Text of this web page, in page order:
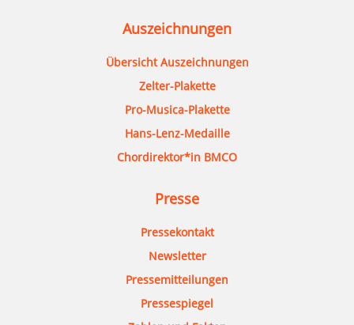
Auszeichnungen
Übersicht Auszeichnungen
Zelter-Plakette
Pro-Musica-Plakette
Hans-Lenz-Medaille
Chordirektor*in BMCO
Presse
Pressekontakt
Newsletter
Pressemitteilungen
Pressespiegel